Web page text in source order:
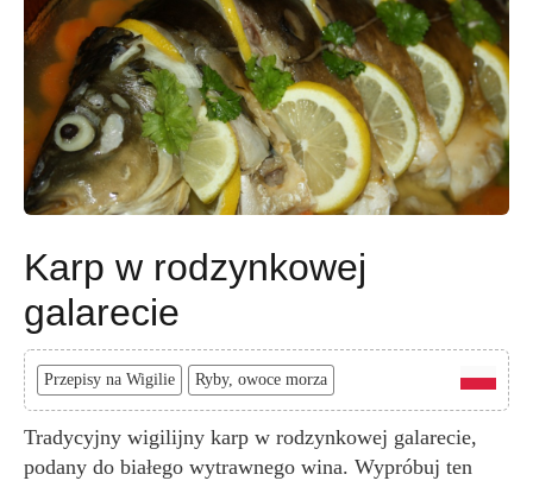
Karp w rodzynkowej
galarecie
Przepisy na Wigilie Ryby, owoce morza
Tradycyjny wigilijny karp w rodzynkowej galarecie,
podany do białego wytrawnego wina. Wypróbuj ten